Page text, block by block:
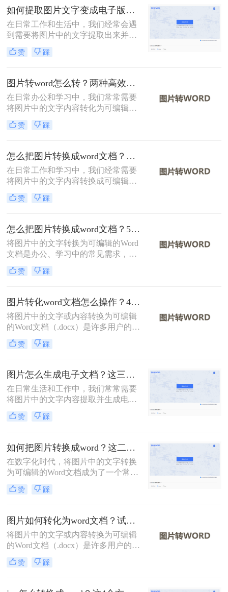
要。那么如何将图片转换成word文档
并编辑呢？本文将介绍两种常用的方
法来实现这一目标。
如何提取图片文字变成电子版？分享2种实用的方法！
在日常工作和生活中，我们经常会遇
到需要将图片中的文字提取出来并转
换成电子版的情况。无论是从扫描的
文档、拍照的书籍页面，还是网络上
能极大地提高我们的工作效率。那么
如何提取图片文字变成电子版呢？本
文将介绍两种常用的方法来实现这一
目标。
赞 踩
图片转word怎么转？两种高效方法指南！
在日常办公和学习中，我们常常需要
将图片中的文字内容转化为可编辑的
Word文档。那么图片转word怎么转
呢？本文将介绍两种实现这一目标的
赞 踩
怎么把图片转换成word文档？分享二种实用方法！
在日常工作和学习中，我们经常需要
将图片中的文字内容转换成可编辑的
Word文档。这一需求在扫描文档、截
图识别、PDF转文字等多种场景下尤
文档呢？本文将介绍两种将图片转换
成Word文档的方法。
赞 踩
怎么把图片转换成word文档？5个主流方法详解！
将图片中的文字转换为可编辑的Word
文档是办公、学习中的常见需求，尤
其在处理扫描文件、会议记录或纸质
资料时。那么怎么把图片转换成word
并提供操作步骤与避坑指南。
赞 踩
图片转化word文档怎么操作？4种常用方法详解！
将图片中的文字或内容转换为可编辑
的Word文档（.docx）是许多用户的需
求，例如将扫描的文档、照片中的笔
记或PDF截图中的文字提取出来。那
文将介绍常用转换方法，为您提供详
细指南。
赞 踩
图片怎么生成电子文档？这三种转换方法快来看！
在日常生活和工作中，我们常常需要
将图片中的文字内容提取并生成电子
文档（如Word文档）。这不仅有助于
提高工作效率，还能方便后续的编辑
呢？本文将介绍几种常用的方法，帮
助您轻松将图片转换成Word文档。
赞 踩
如何把图片转换成word？这二个方法教你学会！
在数字化时代，将图片中的文字转换
为可编辑的Word文档成为了一个常见
的需求。无论是在学术研究、商务文
档处理，还是在教育培训等领域，这
何把图片转换成word呢？本文将介绍
两种常用的方法来实现这一目标。
赞 踩
图片如何转化为word文档？试试这种4种实用方法！
将图片中的文字或内容转换为可编辑
的Word文档（.docx）是许多用户的需
求，例如处理扫描文件、提取照片中
的笔记或转换PDF截图中的文字。那
将介绍4种实用方法，助您高效完成
赞 踩